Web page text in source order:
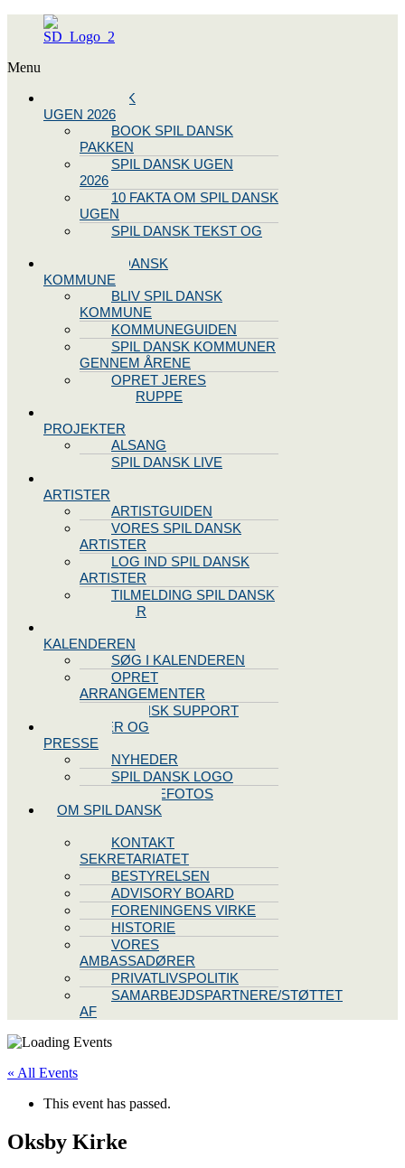
Menu
SPIL DANSK
UGEN 2026
BOOK SPIL DANSK
PAKKEN
SPIL DANSK UGEN
2026
10 FAKTA OM SPIL DANSK
UGEN
SPIL DANSK TEKST OG
BLIV SPIL DANSK
KOMMUNE
BLIV SPIL DANSK
KOMMUNE
KOMMUNEGUIDEN
SPIL DANSK KOMMUNER
GENNEM ÅRENE
OPRET JERES
STYREGRUPPE
PROJEKTER
ALSANG
SPIL DANSK LIVE
ARTISTER
ARTISTGUIDEN
VORES SPIL DANSK
ARTISTER
LOG IND SPIL DANSK
ARTISTER
TILMELDING SPIL DANSK
ARTISTER
KALENDEREN
SØG I KALENDEREN
OPRET
ARRANGEMENTER
TEKNISK SUPPORT
NYHEDER OG
PRESSE
NYHEDER
SPIL DANSK LOGO
PRESSEFOTOS
OM SPIL DANSK
KONTAKT
SEKRETARIATET
BESTYRELSEN
ADVISORY BOARD
FORENINGENS VIRKE
HISTORIE
VORES
AMBASSADØRER
PRIVATLIVSPOLITIK
SAMARBEJDSPARTNERE/STØTTET
AF
« All Events
This event has passed.
Oksby Kirke